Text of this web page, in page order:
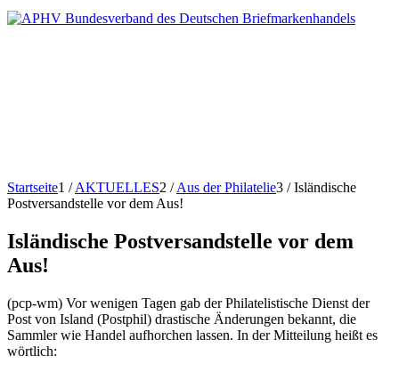
Startseite1 / AKTUELLES2 / Aus der Philatelie3 / Isländische
Postversandstelle vor dem Aus!
Isländische Postversandstelle vor dem
Aus!
(pcp-wm) Vor wenigen Tagen gab der Philatelistische Dienst der
Post von Island (Postphil) drastische Änderungen bekannt, die
Sammler wie Handel aufhorchen lassen. In der Mitteilung heißt es
wörtlich: